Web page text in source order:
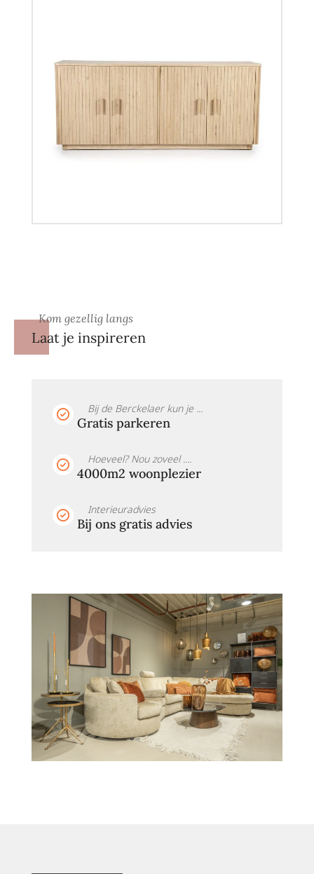
Kom gezellig langs
Laat je inspireren
Bij de Berckelaer kun je ...
Gratis parkeren
Hoeveel? Nou zoveel ....
4000m2 woonplezier
Interieuradvies
Bij ons gratis advies